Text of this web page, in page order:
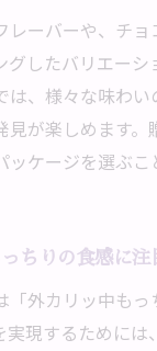
感のカヌレが津
味わうカヌレの絶
ーツの食感にこ
しむ外カリ中もっ
に最適な津島市カ
土産に選ばれる
レーバーや、チ
グしたバリエー
は、様々な味わい
が楽しめます。
ッケージを選ぶこ
ちりの食感に注
「外カリッ中も
実現するためには